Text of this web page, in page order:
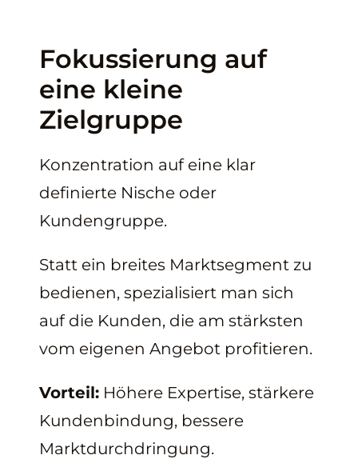
Fokussierung auf
eine kleine
Zielgruppe
Konzentration auf eine klar
definierte Nische oder
Kundengruppe.
Statt ein breites Marktsegment zu
bedienen, spezialisiert man sich
auf die Kunden, die am stärksten
vom eigenen Angebot profitieren.
Vorteil: Höhere Expertise, stärkere
Kundenbindung, bessere
Marktdurchdringung.